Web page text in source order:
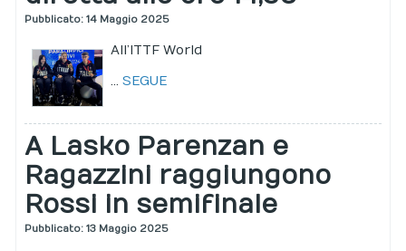
Pubblicato: 14 Maggio 2025
All’ITTF World
...SEGUE
A Lasko Parenzan e
Ragazzini raggiungono
Rossi in semifinale
Pubblicato: 13 Maggio 2025